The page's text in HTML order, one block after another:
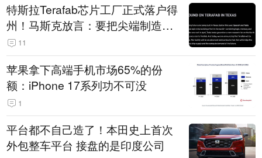
特斯拉Terafab芯片工厂正式落户得
州！马斯克放言：要把尖端制造带
回美国
11
苹果拿下高端手机市场65%的份
额：iPhone 17系列功不可没
1
平台都不自己造了！本田史上首次
外包整车平台 接盘的是印度公司